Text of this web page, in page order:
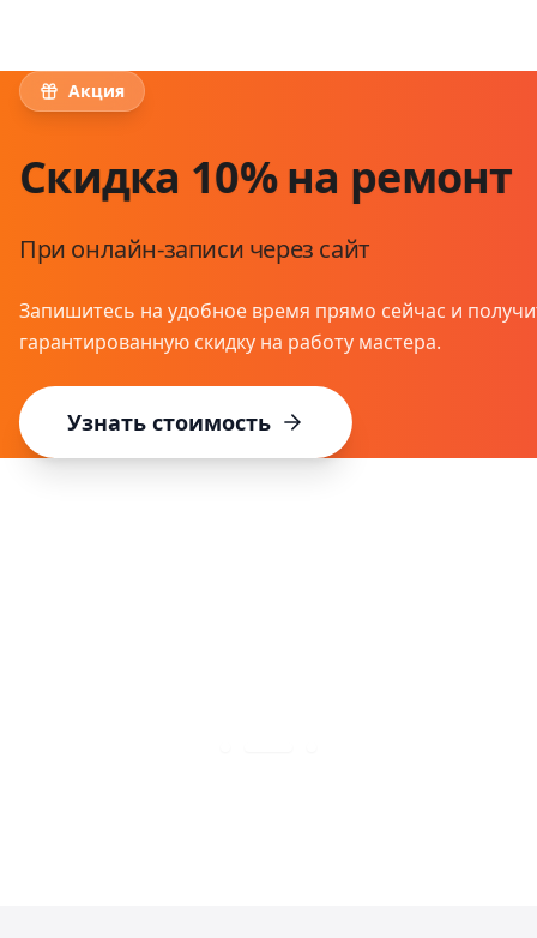
Акция
Скидка 10% на ремонт
При онлайн-записи через сайт
Запишитесь на удобное время прямо сейчас и
гарантированную скидку на работу мастера.
Узнать стоимость